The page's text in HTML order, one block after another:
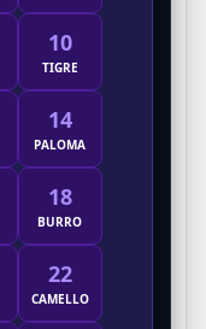
10
TIGRE
14
PALOMA
18
BURRO
22
CAMELLO